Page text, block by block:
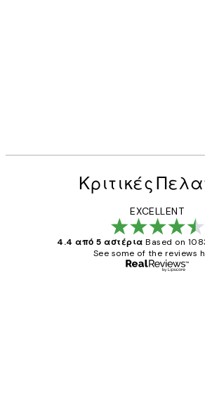
Κριτικές
EXCELLENT
4.4 από 5 αστέρια Based on
See some of the reviews